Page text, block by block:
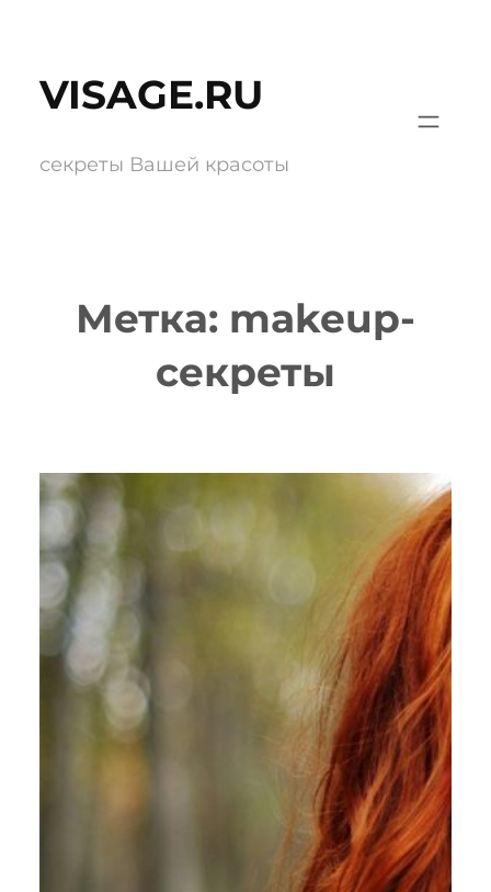
содержимому
VISAGE.RU
секреты Вашей красоты
Метка: makeup-
секреты